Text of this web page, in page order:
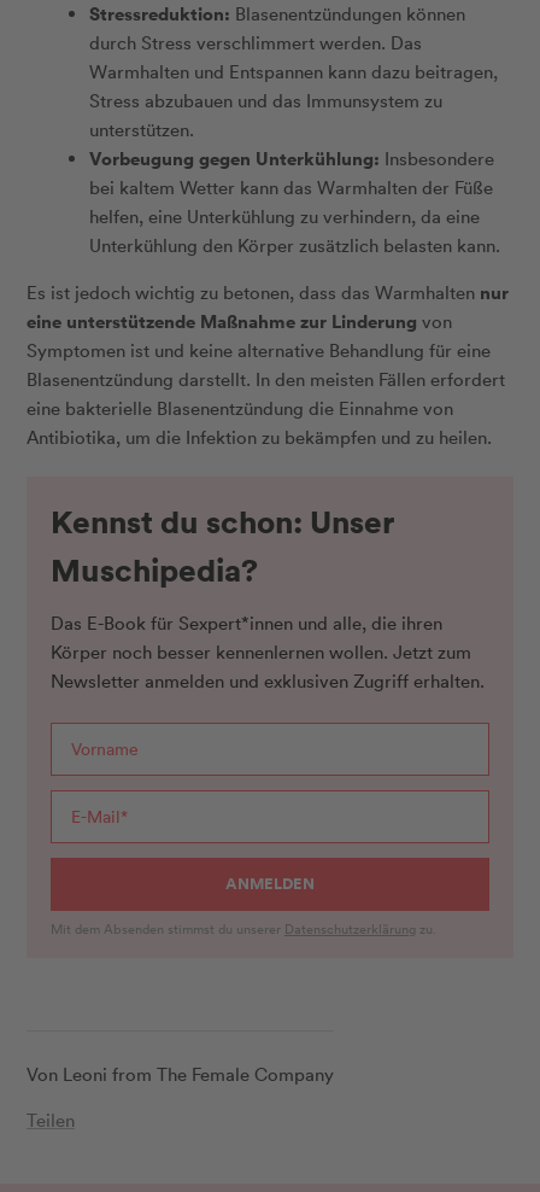
Von Leoni from The Female Company
Teilen
Stressreduktion: Blasenentzündungen können
durch Stress verschlimmert werden. Das
Warmhalten und Entspannen kann dazu beitragen,
Stress abzubauen und das Immunsystem zu
unterstützen.
Vorbeugung gegen Unterkühlung: Insbesondere
bei kaltem Wetter kann das Warmhalten der Füße
helfen, eine Unterkühlung zu verhindern, da eine
Unterkühlung den Körper zusätzlich belasten kann.
Es ist jedoch wichtig zu betonen, dass das Warmhalten nur
eine unterstützende Maßnahme zur Linderung von
Symptomen ist und keine alternative Behandlung für eine
Blasenentzündung darstellt. In den meisten Fällen erfordert
eine bakterielle Blasenentzündung die Einnahme von
Antibiotika, um die Infektion zu bekämpfen und zu heilen.
Kennst du schon: Unser
Muschipedia?
Das E-Book für Sexpert*innen und alle, die ihren
Körper noch besser kennenlernen wollen. Jetzt zum
Newsletter anmelden und exklusiven Zugriff erhalten.
ANMELDEN
Mit dem Absenden stimmst du unserer Datenschutzerklärung zu.